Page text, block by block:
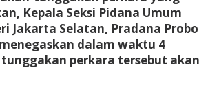
Kepala Seksi Pidana Umum
Jakarta Selatan, Pradana Probo
dalam waktu 4
perkara tersebut akan